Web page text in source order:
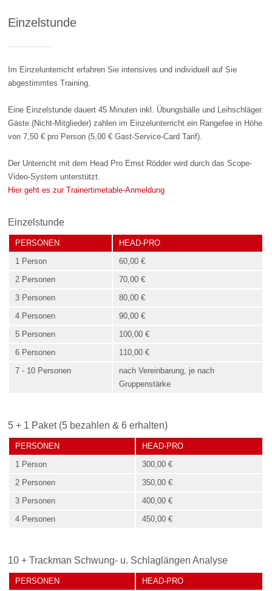
Einzelstunde
Im Einzelunterricht erfahren Sie intensives und individuell auf Sie
abgestimmtes Training.
Eine Einzelstunde dauert 45 Minuten inkl. Übungsbälle und Leihschläger.
Gäste (Nicht-Mitglieder) zahlen im Einzelunterricht ein Rangefee in Höhe
von 7,50 € pro Person (5,00 € Gast-Service-Card Tarif).
Der Unterricht mit dem Head Pro Ernst Rödder wird durch das Scope-
Video-System unterstützt.
Hier geht es zur Trainertimetable-Anmeldung
Einzelstunde
PERSONEN
HEAD-PRO
1 Person
60,00 €
2 Personen
70,00 €
3 Personen
80,00 €
4 Personen
90,00 €
5 Personen
100,00 €
6 Personen
110,00 €
7 - 10 Personen
nach Vereinbarung, je nach
Gruppenstärke
5 + 1 Paket (5 bezahlen & 6 erhalten)
PERSONEN
HEAD-PRO
1 Person
300,00 €
2 Personen
350,00 €
3 Personen
400,00 €
4 Personen
450,00 €
10 + Trackman Schwung- u. Schlaglängen Analyse
PERSONEN
HEAD-PRO